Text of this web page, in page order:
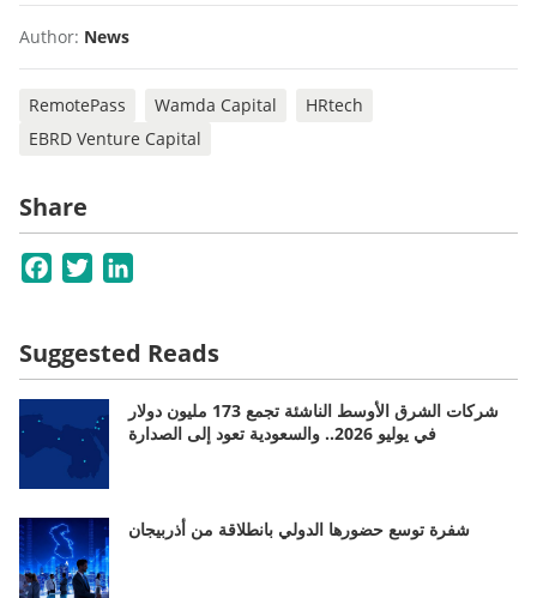
Author: News
RemotePass Wamda Capital
HRtech
EBRD Venture Capital
Share
Facebook
Twitter
Suggested Reads
شركات الشرق الأوسط الناشئة تجمع 173 مليون دولار
في يوليو 2026.. والسعودية تعود إلى الصدارة
شفرة توسع حضورها الدولي بانطلاقة من أذربيجان